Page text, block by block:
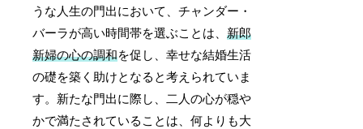
うな人生の門出において、チャンダー・
バーラが高い時間帯を選ぶことは、新郎
新婦の心の調和を促し、幸せな結婚生活
の礎を築く助けとなると考えられていま
す。新たな門出に際し、二人の心が穏や
かで満たされていることは、何よりも大